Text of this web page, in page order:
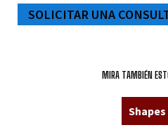
SOLICITAR UNA
MIRA TAMBIÉN